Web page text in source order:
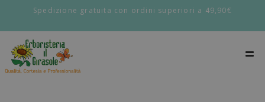
Spedizione gratuita con ordini superiori a 49,90€